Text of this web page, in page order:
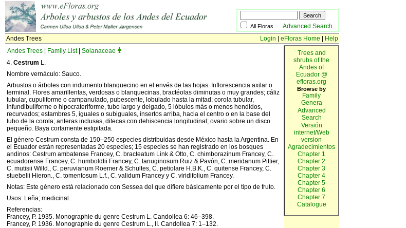
All Floras Advanced Search
Andes Trees
Login eFloras Home
Help
Andes Trees
Family List| Solanaceae
4. Cestrum L.
Nombre vernáculo: Sauco.
Arbustos o árboles con indumento blanquecino en el envés de las hojas. Inflorescencia axilar o
terminal. Flores amarillentas, verdosas o blanquecinas, bractéolas diminutas o muy grandes; cáliz
tubular, cupuliforme o campanulado, pubescente, lobulado hasta la mitad; corola tubular,
infundibuliforme o hipocrateriforme, tubo largo y delgado, 5 lóbulos más o menos hendidos,
recurvados; estambres 5, iguales o subiguales, insertos arriba, hacia el centro o en la base del
tubo de la corola; anteras inclusas, ditecas con dehiscencia longitudinal; ovario sobre un disco
pequeño. Baya cortamente estipitada.
El género Cestrum consta de 150–250 especies distribuidas desde México hasta la Argentina. En
el Ecuador están representadas 20 especies; 15 especies se han registrado en los bosques
andinos: Cestrum ambatense Francey, C. bracteatum Link & Otto, C. chimborazinum Francey, C.
ecuadorense Francey, C. humboldtii Francey, C. lanuginosum Ruiz & Pavón, C. meridanum Pittier,
C. mutisii Willd., C. peruvianum Roemer & Schultes, C. petiolare H.B.K., C. quitense Francey, C.
stuebelii Hieron., C. tomentosum L.f., C. validum Francey y C. viridifolium Francey.
Notas: Este género está relacionado con Sessea del que difiere básicamente por el tipo de fruto.
Usos: Leña; medicinal.
Referencias:
Francey, P. 1935. Monographie du genre Cestrum L. Candollea 6: 46–398.
Francey, P. 1936. Monographie du genre Cestrum L., II. Candollea 7: 1–132.
Trees and
shrubs of the
Andes of
Ecuador @
efloras.org
Browse by
Family
Genera
Advanced
Search
Versión
internet/Web
version
Agradecimientos
Chapter 1
Chapter 2
Chapter 3
Chapter 4
Chapter 5
Chapter 6
Chapter 7
Catalogue